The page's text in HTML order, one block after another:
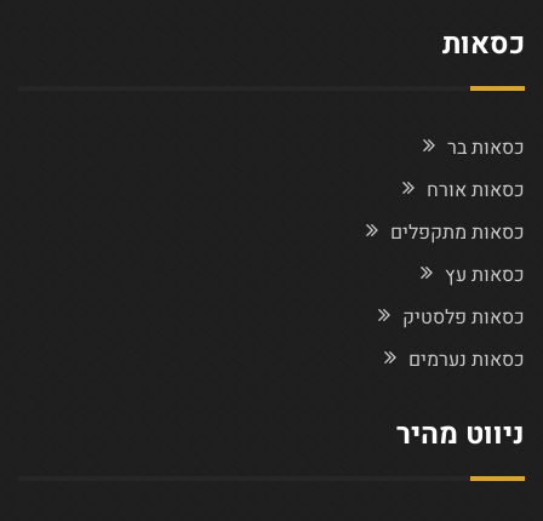
כסאות
כסאות בר
כסאות אורח
כסאות מתקפלים
כסאות עץ
כסאות פלסטיק
כסאות נערמים
ניווט מהיר